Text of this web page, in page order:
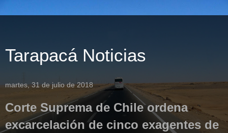
Tarapacá Noticias
martes, 31 de julio de 2018
Corte Suprema de Chile ordena
excarcelación de cinco exagentes de